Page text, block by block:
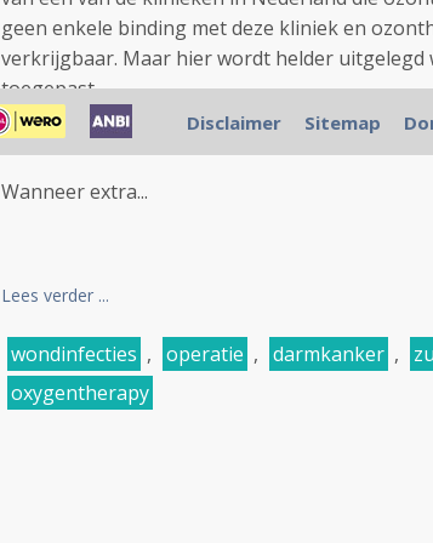
geen enkele binding met deze kliniek en
verkrijgbaar. Maar hier wordt helder
toegepast.
28 oktober 2005: Bron: JAMA. 2005 Oct
Wanneer extra...
Lees verder ...
wondinfecties , operatie , darmkanker ,
oxygentherapy
Disclaimer Sitemap